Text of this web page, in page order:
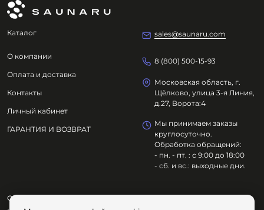
Каталог
О компании
Оплата и доставка
Контакты
Личный кабинет
ГАРАНТИЯ И ВОЗВРАТ
sales@saunaru.com
8 (800) 500-15-93
Московская область, г.
Щёлково, улица 3-я Линия,
д.27, Ворота:4
Мы принимаем заказы
круглосуточно.
Обработка обращений:
- пн. - пт. : с 9:00 до 18:00
- сб. и вс.: выходные дни.
ООО "ОЗДОРОВИТЕЛЬНЫЕ ТЕХНОЛОГИИ"